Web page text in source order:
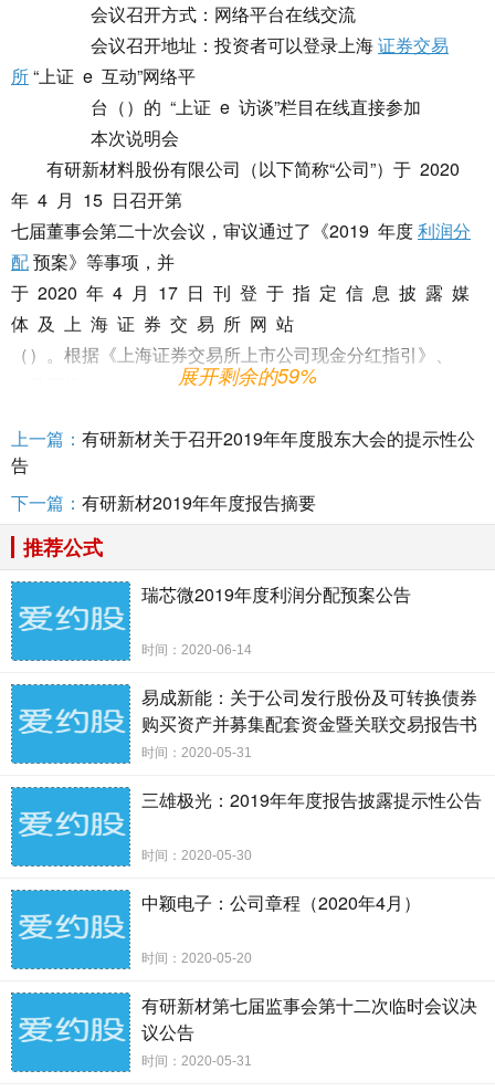
会议召开方式：网络平台在线交流
会议召开地址：投资者可以登录上海证券交易
所“上证 e 互动”网络平
台（）的 “上证 e 访谈”栏目在线直接参加
本次说明会
有研新材料股份有限公司（以下简称“公司”）于 2020
年 4 月 15 日召开第
七届董事会第二十次会议，审议通过了《2019 年度利润分
配预案》等事项，并
于 2020 年 4 月 17 日 刊 登 于 指 定 信 息 披 露 媒
体 及 上 海 证 券 交 易 所 网 站
（）。根据《上海证券交易所上市公司现金分红指引》、
便于广大投资者更全
面深入地了解公司情况，公司决定于 2020 年 4 月 24 日
召开投资者说明会，就公
司 2019 年度现金分红方案的具体情况、经营业绩、公司战
略、发展方向等事项
与广大投资者进行充分沟通。
一、说明会类型
本次投资者说明会以网络平台在线交流方式召开，公司
将针对 2019 年度现
金分红方案的具体情况、经营业绩、公司战略、发展方向等
与投资者进行互动交
流和沟通，在信息披露允许的范围内就投资者普遍关注的问
题进行回答。
二、说明会召开的时间、地点
上午 9:00-10:00。
（二）会议召开地址：投资者可以登录上海证券交易
所“上证 e 互动”网络
平台（）的 “上证 e 访谈”栏目在线直接参加本
次说明会。
（三）会议召开方式：网络平台在线交流。
展开剩余的59%
上一篇： 有研新材关于召开2019年年度股东大会的提示性公
告
下一篇： 有研新材2019年年度报告摘要
推荐公式
瑞芯微2019年度利润分配预案公告
时间：2020-06-14
易成新能：关于公司发行股份及可转换债券
购买资产并募集配套资金暨关联交易报告书
草案及其摘要的修订说明公告
时间：2020-05-31
三雄极光：2019年年度报告披露提示性公告
时间：2020-05-30
中颖电子：公司章程（2020年4月）
时间：2020-05-20
有研新材第七届监事会第十二次临时会议决
议公告
时间：2020-05-31